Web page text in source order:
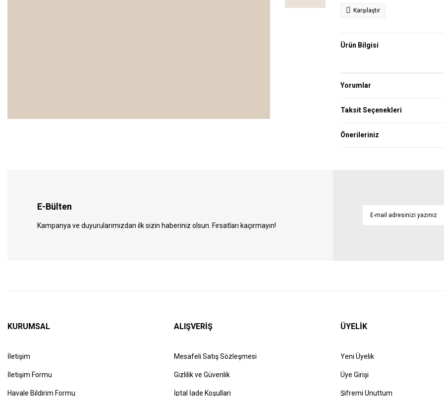
Karşılaştır
Ürün Bilgisi
Yorumlar
Taksit Seçenekleri
Önerileriniz
E-Bülten
Kampanya ve duyurularımızdan ilk sizin haberiniz olsun. Fırsatları kaçırmayın!
KURUMSAL
İletişim
İletişim Formu
Havale Bildirim Formu
ALIŞVERİŞ
Mesafeli Satış Sözleşmesi
Gizlilik ve Güvenlik
İptal İade Koşullari
ÜYELİK
Yeni Üyelik
Üye Girişi
Şifremi Unuttum